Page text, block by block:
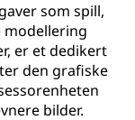
som spill,
modellering
er et dedikert
den grafiske
bilder.